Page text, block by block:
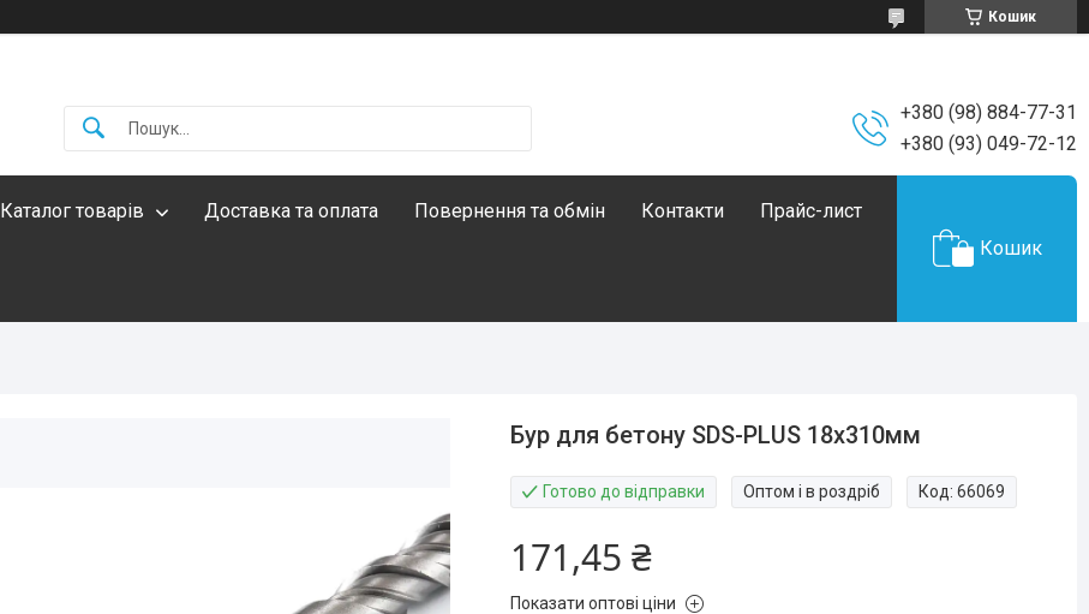
Кошик
+380 (98) 884-77-31
+380 (93) 049-72-12
Каталог товарів Доставка та оплата Повернення та обмін Контакти Прайс-лист
Кошик
Бур для бетону SDS-PLUS 18х310мм
Готово до відправки Оптом і в роздріб Код:66069
171,45 ₴
Показати оптові ціни